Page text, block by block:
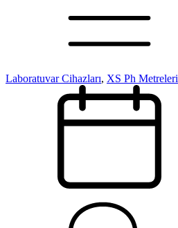
Laboratuvar Cihazları, XS Ph Metreleri